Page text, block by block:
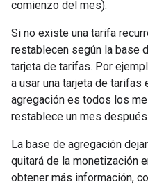
comienzo del mes).
Si no existe una tarifa
restablecen según la base
tarjeta de tarifas. Por
a usar una tarjeta de
agregación es todos los
restablece un mes
La base de agregación
quitará de la monetización
obtener más información,